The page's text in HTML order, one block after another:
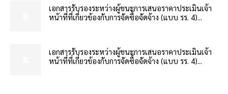
เอกสารรับรองระหว่างผู้ชนะการเสนอราคาประเมินเจ้า
หน้าที่ที่เกี่ยวข้องกับการจัดซื้อจัดจ้าง (แบบ รร. 4)...
เอกสารรับรองระหว่างผู้ชนะการเสนอราคาประเมินเจ้า
หน้าที่ที่เกี่ยวข้องกับการจัดซื้อจัดจ้าง (แบบ รร. 4)...